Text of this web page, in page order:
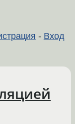
- Вход